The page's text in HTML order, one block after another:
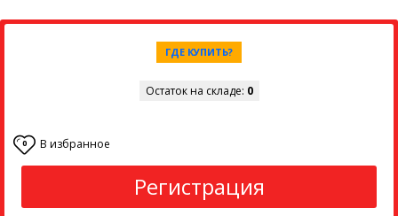
ГДЕ КУПИТЬ?
Остаток на складе: 0
0 В избранное
Регистрация